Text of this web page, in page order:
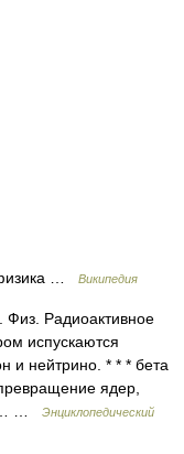
… Википедия
Радиоактивное
испускаются
и нейтрино. * * * бета
ядер,
…
Энциклопедический